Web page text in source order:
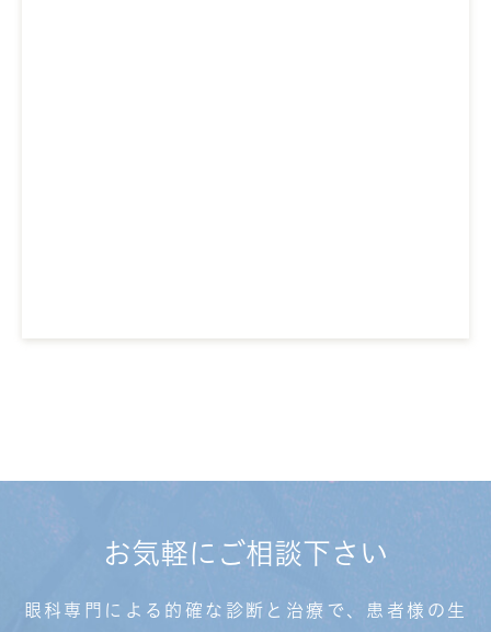
お気軽にご相談下さい
眼科専門による的確な診断と治療で、患者様の生